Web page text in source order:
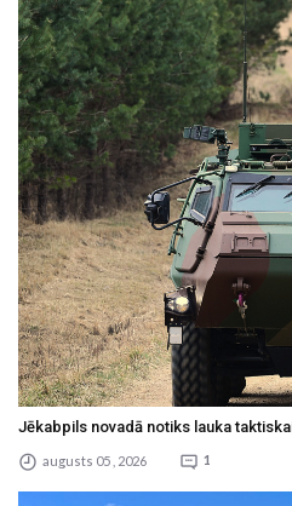
Jēkabpils novadā notiks lauka
augusts 05 , 2026 1